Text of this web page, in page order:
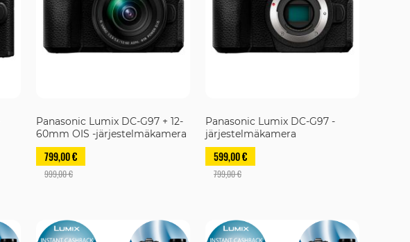
Panasonic Lumix DC-G97 + 12-
60mm OIS -järjestelmäkamera
799,00 €
999,00 €
Panasonic Lumix DC-G97 -
järjestelmäkamera
599,00 €
799,00 €